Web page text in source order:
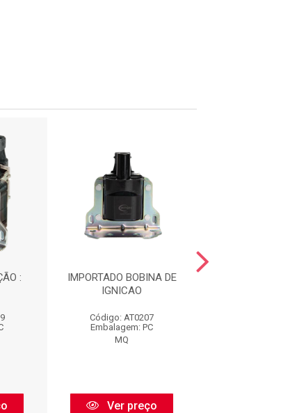
:
IMPORTADO BOBINA DE
IGNICAO
Código: AT0207
Embalagem: PC
MQ
Ver preço